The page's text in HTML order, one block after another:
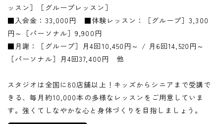
ッスン］［グループレッスン］
■入会金：33,000円 ■体験レッスン：［グループ］3,300
円～［パーソナル］9,900円
■月謝：［グループ］月4回10,450円～ / 月6回14,520円～
［パーソナル］月4回37,400円 他
スタジオは全国に80店舗以上！キッズからシニアまで受講で
きる、毎月約10,000本の多様なレッスンをご用意していま
す。強くてしなやかな心と身体づくりを目指しましょう。